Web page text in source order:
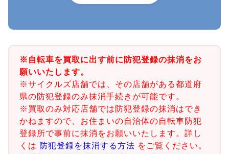
※自転車を買取に出す前に防犯登録の抹消をお
願いいたします。
※サイクルズ店舗では、その店舗がある都道府
県の防犯登録のみ抹消手続きが可能です。
※買取のみ対応店舗では防犯登録の抹消はでき
かねますので、お住まいの自治体の自転車防犯
登録所で事前に抹消をお願いいたします。詳し
くは 防犯登録を抹消する方法 をご覧ください。